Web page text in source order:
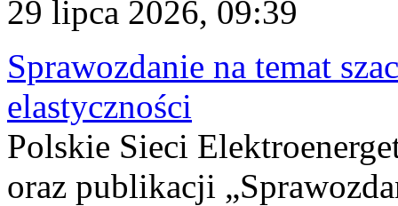
29 lipca 2026, 09:39
Sprawozdanie na temat
elastyczności
Polskie Sieci
oraz publikacji